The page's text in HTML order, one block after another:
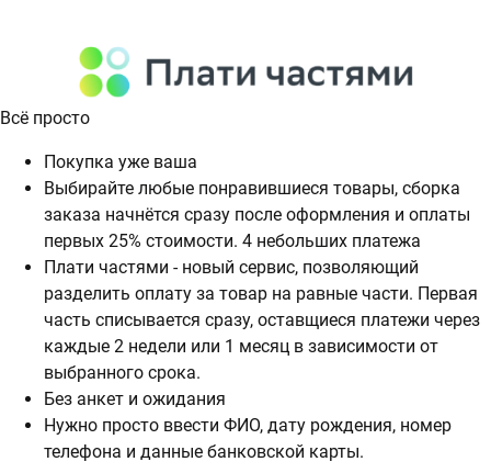
Всё просто
Покупка уже ваша
Выбирайте любые понравившиеся товары, сборка
заказа начнётся сразу после оформления и оплаты
первых 25% стоимости. 4 небольших платежа
Плати частями - новый сервис, позволяющий
разделить оплату за товар на равные части. Первая
часть списывается сразу, оставщиеся платежи через
каждые 2 недели или 1 месяц в зависимости от
выбранного срока.
Без анкет и ожидания
Нужно просто ввести ФИО, дату рождения, номер
телефона и данные банковской карты.